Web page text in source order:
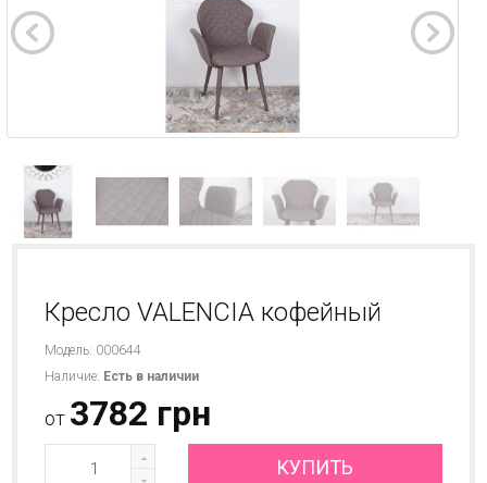
Кресло VALENCIA кофейный
Модель: 000644
Наличие: Есть в наличии
от 3782 грн
КУПИТЬ